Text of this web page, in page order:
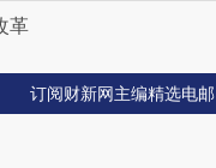
革
订阅财新网主编精选电邮